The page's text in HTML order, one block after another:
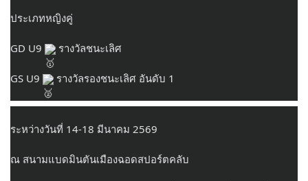
ประเภทหญิงคู่
GD U9 รางวัลชนะเลิศ
GS U9 รางวัลรองชนะเลิศ อันดับ 1
ระหว่างวันที่ 14-18 มีนาคม 2569
ณ สนามแบดมินตันเมืองฉอดสปอร์ตคลับ